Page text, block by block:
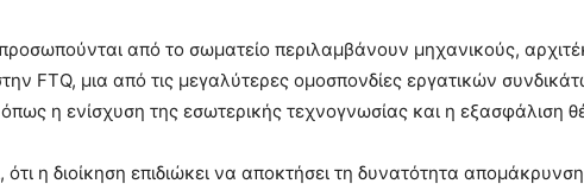
από το σωματείο περιλαμβάνουν μηχανικούς,
FTQ, μια από τις μεγαλύτερες ομοσπονδίες εργατικών
η ενίσχυση της εσωτερικής τεχνογνωσίας και η εξασφάλιση
ότι η διοίκηση επιδιώκει να αποκτήσει τη δυνατότητα